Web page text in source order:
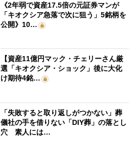
《2年弱で資産17.5倍の元証券マンが
「キオクシア急落で次に狙う」5銘柄を
公開》10…
【資産11億円マック・チェリーさん厳
選「キオクシア・ショック」後に大化
け期待4銘…
「失敗すると取り返しがつかない」葬
儀社の手を借りない「DIY葬」の落とし
穴 素人には…